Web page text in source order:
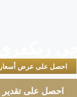
احصل على عرض أسعار
احصل على تقدير